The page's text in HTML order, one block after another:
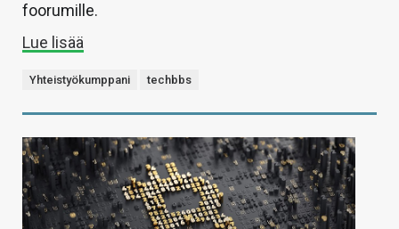
foorumille.
Lue lisää
Yhteistyökumppani techbbs